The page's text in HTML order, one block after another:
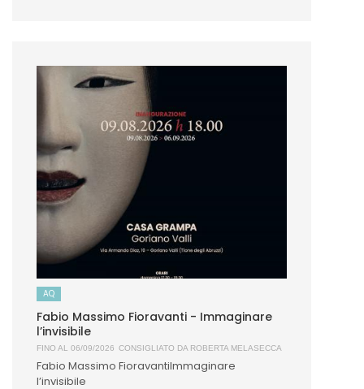
AQ
Fabio Massimo Fioravanti - Immaginare
l’invisibile
FINO AL 06/09/2026 CONSIGLIATO DA ROBERTA MELASECCA
Fabio Massimo FioravantiImmaginare
l’invisibile